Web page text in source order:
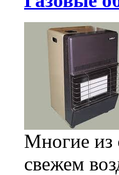
Многие из
свежем